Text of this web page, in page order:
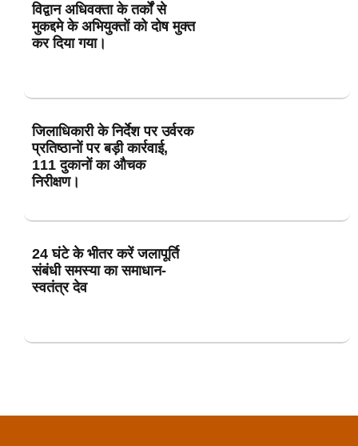
विद्वान अधिवक्ता के तर्कों से
मुकद्दमे के अभियुक्तों को दोष मुक्त
कर दिया गया।
जिलाधिकारी के निर्देश पर उर्वरक
प्रतिष्ठानों पर बड़ी कार्रवाई,
111 दुकानों का औचक
निरीक्षण।
24 घंटे के भीतर करें जलापूर्ति
संबंधी समस्या का समाधान-
स्वतंत्र देव